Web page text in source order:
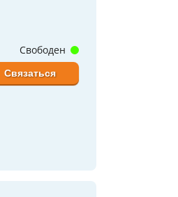
Свободен
Связаться